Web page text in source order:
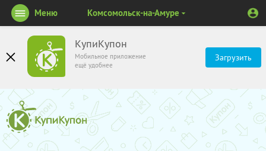
КупиКупон
Мобильное приложение
ещё удобнее
Загрузить
Меню Комсомольск-на-Амуре